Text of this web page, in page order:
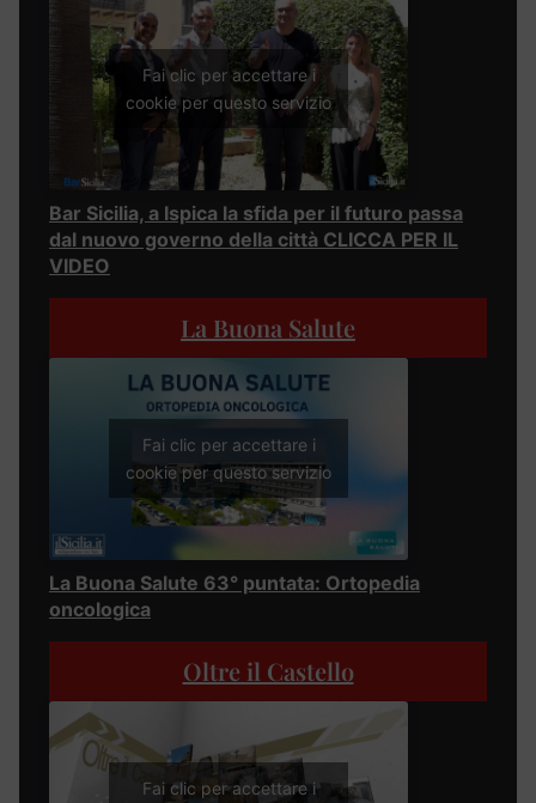
Fai clic per accettare i
cookie per questo servizio
Bar Sicilia, a Ispica la sfida per il futuro passa
dal nuovo governo della città CLICCA PER IL
VIDEO
La Buona Salute
Fai clic per accettare i
cookie per questo servizio
La Buona Salute 63° puntata: Ortopedia
oncologica
Oltre il Castello
Fai clic per accettare i